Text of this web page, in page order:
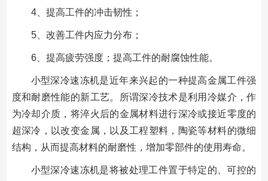
4、提高工件的冲击韧性；
5、改善工件内应力分布；
6、提高疲劳强度；提高工件的耐腐蚀性能。
小型深冷速冻机是近年来兴起的一种提高金属工件强
度和耐磨性能的新工艺。所谓深冷技术是利用冷媒介，作
为冷却介质，将淬火后的金属材料进行深冷或接近零度的
超深冷，以改变金属，以及工程塑料，陶瓷等材料的微细
结构，从而提高材料的耐磨性，增加零部件的使用寿命。
小型深冷速冻机是将被处理工件置于特定的、可控的